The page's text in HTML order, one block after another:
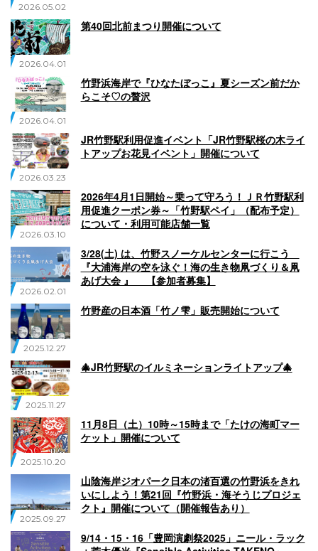
2026.05.02
2026.04.01
第40回北前まつり開催について
2026.04.01
竹野浜海岸で『ひなたぼっこ』夏シーズン前だか
らこそ♡の贅沢
2026.03.23
JR竹野駅利用促進イベント「JR竹野駅桜の木ライ
トアップお花見イベント」開催について
2026.03.10
2026年4月1日開始～乗って守ろう！ＪＲ竹野駅利
用促進クーポン券～「竹野駅ペイ」（配布予定）
について・利用可能店舗一覧
2026.02.01
3/28(土) は、竹野スノーケルセンターに行こう
『大浦海岸の空を泳ぐ！海の生き物凧づくり＆凧
あげ大会 』 【参加者募集】
2025.12.27
竹野産の日本酒「竹ノ雫」販売開始について
2025.11.27
🎄JR竹野駅のイルミネーションライトアップ🎄
2025.10.20
11月8日（土）10時～15時まで「たけの海町マー
ケット」開催について
2025.09.27
山陰海岸ジオパーク日本の渚百選の竹野浜をきれ
いにしよう！第21回『竹野浜・海そうじプロジェ
クト』開催について（開催報告あり）
9/14・15・16「豊岡演劇祭2025」ニール・ラック